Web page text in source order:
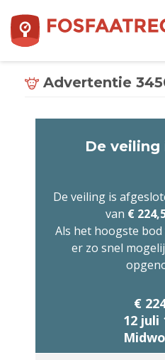
Advertentie
De
De veiling is
van €
Als het hoogste
er zo snel
€
12 juli